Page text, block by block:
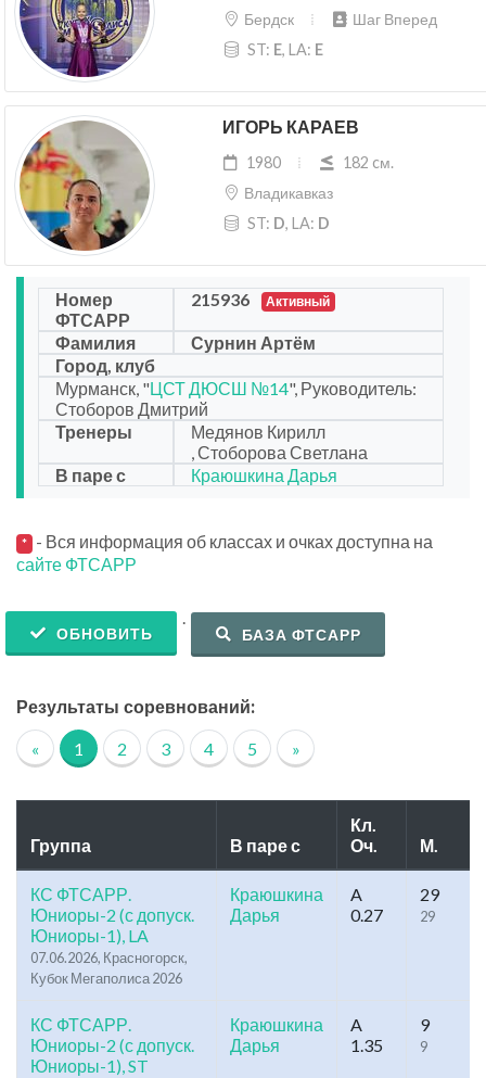
Бердск
Шаг Вперед
ST: E, LA: E
ИГОРЬ КАРАЕВ
1980
182 cм.
Владикавказ
ST: D, LA: D
Номер
ФТСАРР
215936 Активный
Фамилия
Сурнин Артём
Город, клуб
Мурманск, "ЦСТ ДЮСШ №14", Руководитель:
Стоборов Дмитрий
Тренеры
Медянов Кирилл
, Стоборова Светлана
В паре с
Краюшкина Дарья
* - Вся информация об классах и очках доступна на
сайте ФТСАРР
ОБНОВИТЬ
.
БАЗА ФТСАРР
Результаты соревнований:
« 1 2 3 4 5 »
Группа В паре с
Кл.
Оч.
М.
КС ФТСАРР.
Юниоры-2 (с допуск.
Юниоры-1), LA
07.06.2026, Красногорск,
Кубок Мегаполиса 2026
Краюшкина
Дарья
A
0.27
29
29
КС ФТСАРР.
Юниоры-2 (с допуск.
Юниоры-1), ST
Краюшкина
Дарья
A
1.35
9
9